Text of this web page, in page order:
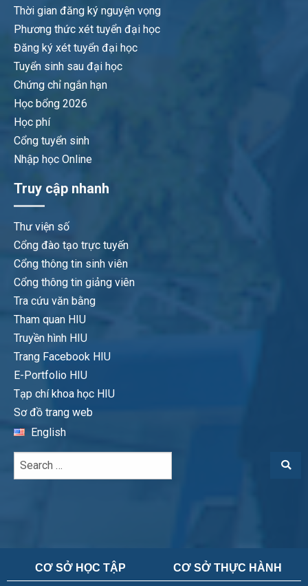
Thời gian đăng ký nguyện vọng
Phương thức xét tuyển đại học
Đăng ký xét tuyển đại học
Tuyển sinh sau đại học
Chứng chỉ ngắn hạn
Học bổng 2026
Học phí
Cổng tuyển sinh
Nhập học Online
Truy cập nhanh
Thư viện số
Cổng đào tạo trực tuyến
Cổng thông tin sinh viên
Cổng thông tin giảng viên
Tra cứu văn bằng
Tham quan HIU
Truyền hình HIU
Trang Facebook HIU
E-Portfolio HIU
Tạp chí khoa học HIU
Sơ đồ trang web
English
CƠ SỞ HỌC TẬP CƠ SỞ THỰC HÀNH